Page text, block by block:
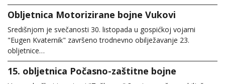
Obljetnica Motorizirane bojne Vukovi
Središnjom je svečanosti 30. listopada u gospićkoj vojarni
"Eugen Kvaternik" završeno trodnevno obilježavanje 23.
obljetnice…
15. obljetnica Počasno-zaštitne bojne